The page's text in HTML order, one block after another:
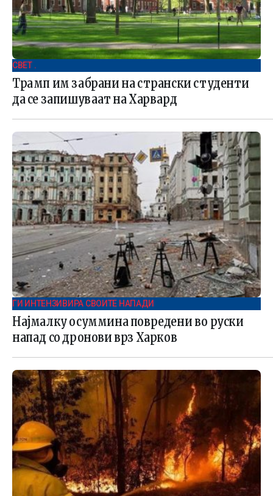
СВЕТ .
Трамп им забрани на странски студенти
да се запишуваат на Харвард
ГИ ИНТЕНЗИВИРА СВОИТЕ НАПАДИ
Најмалку осуммина повредени во руски
напад со дронови врз Харков